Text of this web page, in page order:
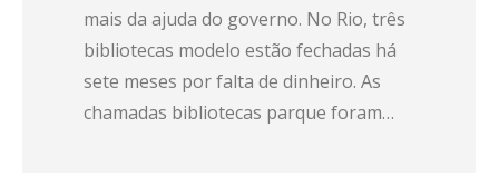
mais da ajuda do governo. No Rio, três
bibliotecas modelo estão fechadas há
sete meses por falta de dinheiro. As
chamadas bibliotecas parque foram…